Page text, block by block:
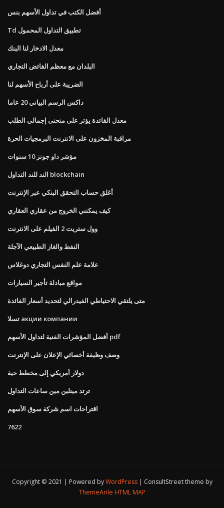
أفضل الكتب في تداول الأسهم بنس
Td تطبيق التداول المحمول
معدل الادخار لنا البنك
البلدان مع معظم الفائض التجاري
الضريبة على أرباح الأسهم لنا
داكس الرسم البياني 20 عاما
معدل الفائدة يؤثر على منحنى إجمالي الطلب
مراقبة المخزون على الانترنت البرمجيات الحرة
مؤشر داو جونز 10 سنوات
الند للند التداول blockchain
أغلق حساب التحقق البنكي عبر الإنترنت
كيف يمكنني الخروج من عقاري العقاري
وول ستريت 2 الفيلم على الانترنت
النفط والغاز الطبيعي الآجلة
علامة علم النفس التجاري دوغلاس
مواقع مبادلة تأجير السيارات
متى يلتقي الاحتياطي الفيدرالي لتحديد أسعار الفائدة
تسلا акции компании
أفضل المؤشرات الفنية لتداول الأسهم pdf
وصف وظيفة أخصائي الإعلان على الإنترنت
دولار أمريكي إلى مخطط حية
ترتد مينلين مين ساعات التداول
اقتراحات اسم شركة سوق الأسهم
7622
Copyright © 2021 | Powered byWordPress
ConsultStreet theme by
ThemeArile HTML MAP